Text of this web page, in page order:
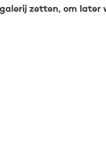
zetten, om later